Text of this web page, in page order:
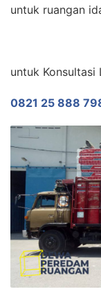
untuk ruangan
untuk Konsultasi
0821 25 888